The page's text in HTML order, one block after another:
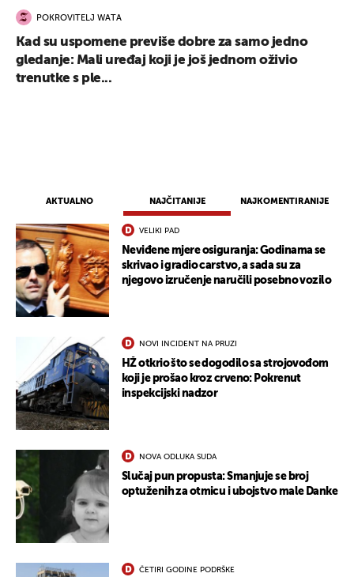
AKTUALNO NAJČITANIJE NAJKOMENTIRANIJE
VELIKI PAD
Neviđene mjere osiguranja: Godinama se
skrivao i gradio carstvo, a sada su za
njegovo izručenje naručili posebno vozilo
NOVI INCIDENT NA PRUZI
HŽ otkrio što se dogodilo sa strojovođom
koji je prošao kroz crveno: Pokrenut
inspekcijski nadzor
NOVA ODLUKA SUDA
Slučaj pun propusta: Smanjuje se broj
optuženih za otmicu i ubojstvo male Danke
ČETIRI GODINE PODRŠKE
POKROVITELJ WATA
Kad su uspomene previše dobre za samo jedno
gledanje: Mali uređaj koji je još jednom oživio
trenutke s ple...
UKLJUČITE NOTIFIKACIJE